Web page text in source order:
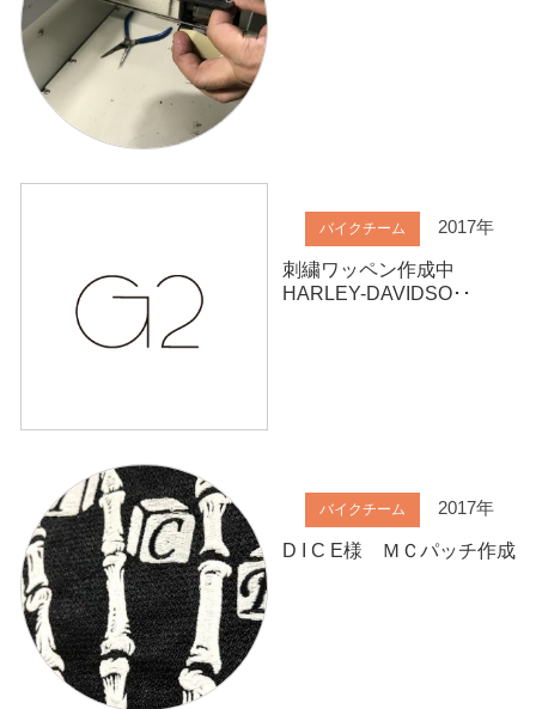
バイクチーム 2017年
刺繍ワッペン作成中
HARLEY-DAVIDSO･･
バイクチーム 2017年
D I C E様 ＭＣパッチ作成